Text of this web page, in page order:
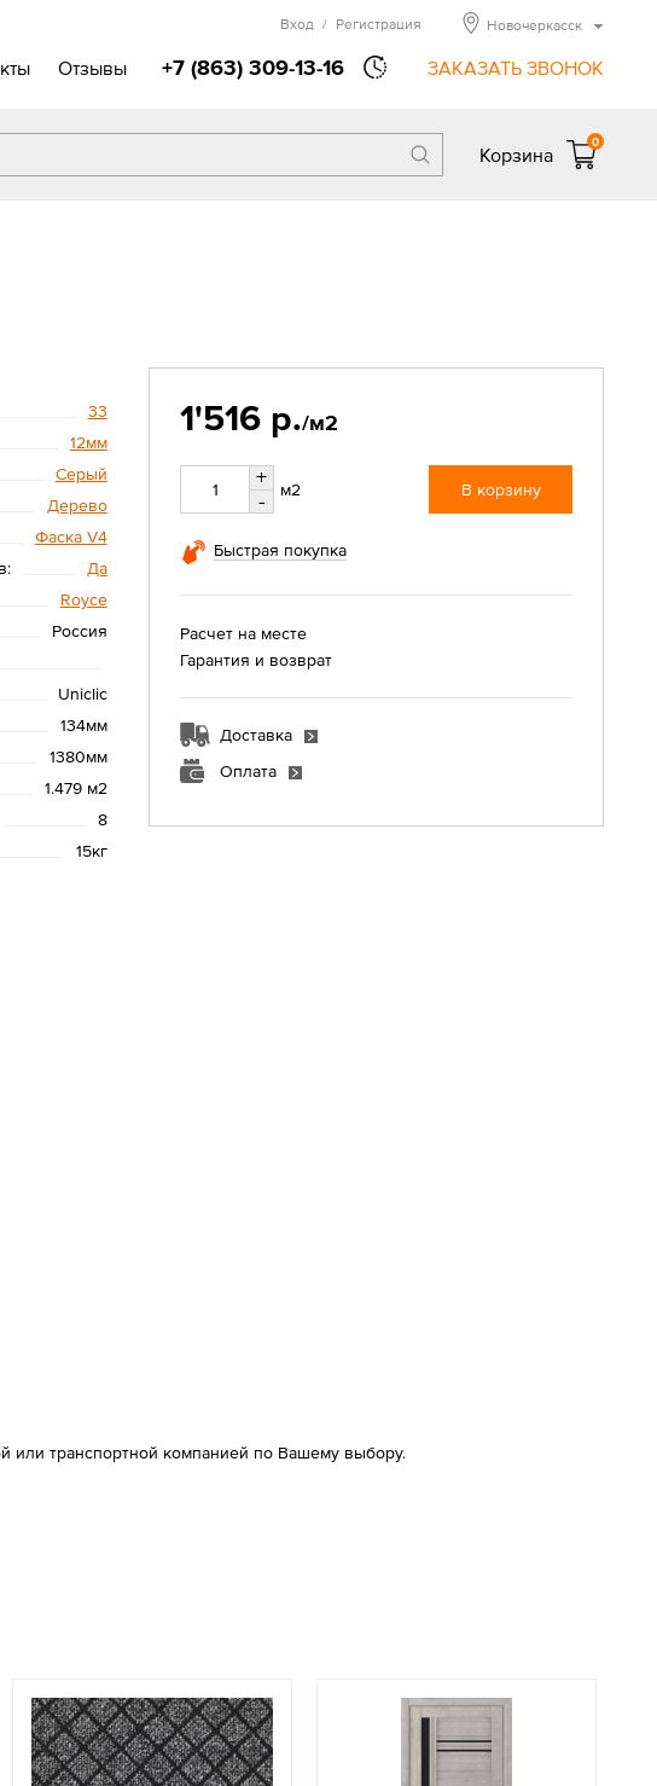
Отзывы +7 (863) 309-13-16 ЗАКАЗАТЬ ЗВОНОК
Вход / Регистрация Новочеркасск
Корзина
0
33
12мм
Серый
Дерево
Фаска V4
Да
Royce
Россия
Uniclic
134мм
1380мм
1.479 м2
8
15кг
1'516 р./м2
+
-
м2 В корзину
Быстрая покупка
Расчет на месте
Гарантия и возврат
Доставка
Оплата
или транспортной компанией по Вашему выбору.